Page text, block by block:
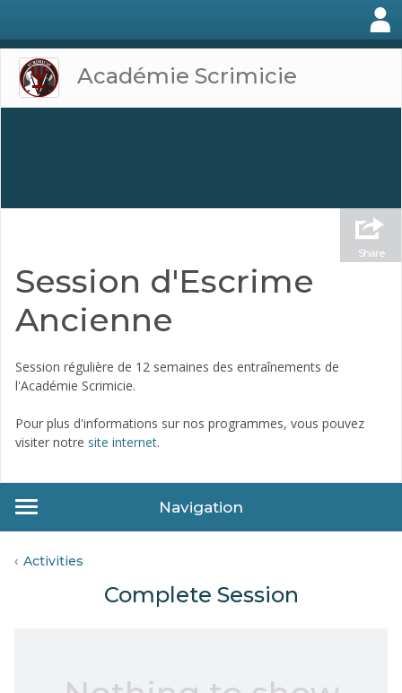
Académie Scrimicie
Share
Session d'Escrime
Ancienne
Session régulière de 12 semaines des entraînements de
l'Académie Scrimicie.
Pour plus d'informations sur nos programmes, vous pouvez
visiter notre site internet.
Navigation
Activities
Complete Session